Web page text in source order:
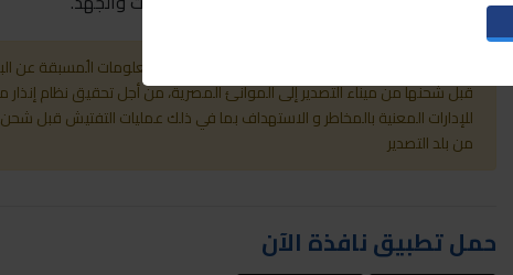
نظام التسجيل المُسبق للشحنات هو نظام إلكتروني للمعلومات الُمسبقة عن
قبل شحنها من ميناء التصدير إلى الموانئ المصرية، من أجل تحقيق نظام إنذار
للإدارات المعنية بالمخاطر و الاستهداف بما في ذلك عمليات التفتيش قبل شحن
من بلد التصدير
حمل تطبيق نافذة الآن